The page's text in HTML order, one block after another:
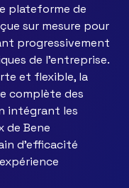
plateforme de
sur mesure pour
progressivement
de l’entreprise.
et flexible, la
complète des
intégrant les
de Bene
d’efficacité